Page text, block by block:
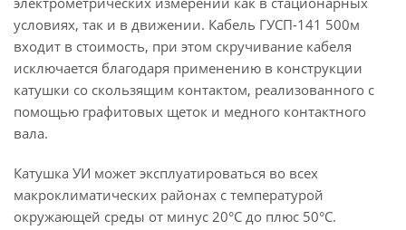
условиях, так и в движении. Кабель ГУСП-141 500м
входит в стоимость, при этом скручивание кабеля
исключается благодаря применению в конструкции
катушки со скользящим контактом, реализованного с
помощью графитовых щеток и медного контактного
вала.
Катушка УИ может эксплуатироваться во всех
макроклиматических районах с температурой
окружающей среды от минус 20°С до плюс 50°С.